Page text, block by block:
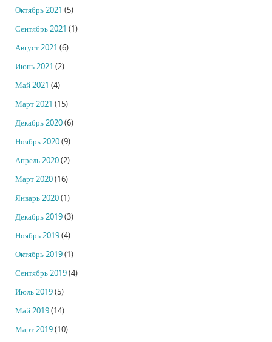
Октябрь 2021 (5)
Сентябрь 2021 (1)
Август 2021 (6)
Июнь 2021 (2)
Май 2021 (4)
Март 2021 (15)
Декабрь 2020(6)
Ноябрь 2020(9)
Апрель 2020(2)
Март 2020(16)
Январь 2020(1)
Декабрь 2019(3)
Ноябрь 2019(4)
Октябрь 2019(1)
Сентябрь 2019(4)
Июль 2019(5)
Май 2019(14)
Март 2019(10)